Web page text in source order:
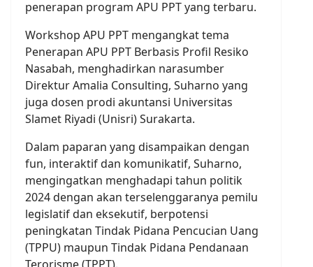
penerapan program APU PPT yang terbaru.
Workshop APU PPT mengangkat tema
Penerapan APU PPT Berbasis Profil Resiko
Nasabah, menghadirkan narasumber
Direktur Amalia Consulting, Suharno yang
juga dosen prodi akuntansi Universitas
Slamet Riyadi (Unisri) Surakarta.
Dalam paparan yang disampaikan dengan
fun, interaktif dan komunikatif, Suharno,
mengingatkan menghadapi tahun politik
2024 dengan akan terselenggaranya pemilu
legislatif dan eksekutif, berpotensi
peningkatan Tindak Pidana Pencucian Uang
(TPPU) maupun Tindak Pidana Pendanaan